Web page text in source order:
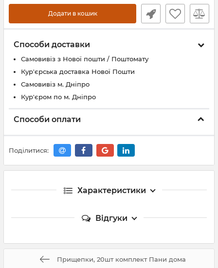
Додати в кошик
Способи доставки
Самовивіз з Нової пошти / Поштомату
Кур'єрська доставка Нової Пошти
Самовивіз м. Дніпро
Кур'єром по м. Дніпро
Способи оплати
Поділитися:
Характеристики
Відгуки
Прищепки, 20шт комплект Пани дома